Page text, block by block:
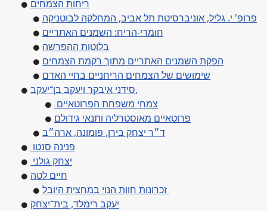
ריחות הצמחים
פרופ' י. גליל, אוניברסיטת תל אביב, המחלקה לבוטניקה
חומרי-הריח: השמנים האתריים
בלוטות ההפרשה
הפקת השמנים האתריים מתוך רקמת הצמחים
שימושים של הצמחים הריחניים בחיי האדם
סידני איבקר ויעקב בן־יעקב,
צמחי משפחת הפרוטאיים
פרוטאיים מאוסטרליה ותנאי גידולם
ד״ר יצחק בירן, פומונה, ארה״ב
פנינה סנטו
יצחק גולני
חיים לטה
יעקב רימלד, בית־יצחק